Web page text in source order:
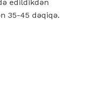
edildikdən
35-45 dəqiqə.